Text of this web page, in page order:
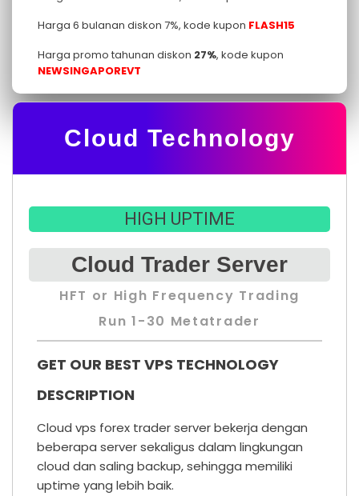
Harga 6 bulanan diskon 7%, kode kupon FLASH15
Harga promo tahunan diskon 27%, kode kupon
NEWSINGAPOREVT
Cloud Technology
HIGH UPTIME
Cloud Trader Server
HFT or High Frequency Trading
Run 1-30 Metatrader
GET OUR BEST VPS TECHNOLOGY
DESCRIPTION
Cloud vps forex trader server bekerja dengan
beberapa server sekaligus dalam lingkungan
cloud dan saling backup, sehingga memiliki
uptime yang lebih baik.